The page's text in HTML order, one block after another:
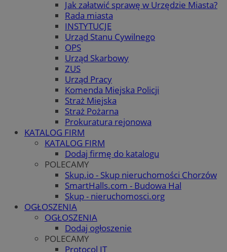
Jak załatwić sprawę w Urzędzie Miasta?
Rada miasta
INSTYTUCJE
Urząd Stanu Cywilnego
OPS
Urząd Skarbowy
ZUS
Urząd Pracy
Komenda Miejska Policji
Straż Miejska
Straż Pożarna
Prokuratura rejonowa
KATALOG FIRM
KATALOG FIRM
Dodaj firmę do katalogu
POLECAMY
Skup.io - Skup nieruchomości Chorzów
SmartHalls.com - Budowa Hal
Skup - nieruchomosci.org
OGŁOSZENIA
OGŁOSZENIA
Dodaj ogłoszenie
POLECAMY
Protocol IT